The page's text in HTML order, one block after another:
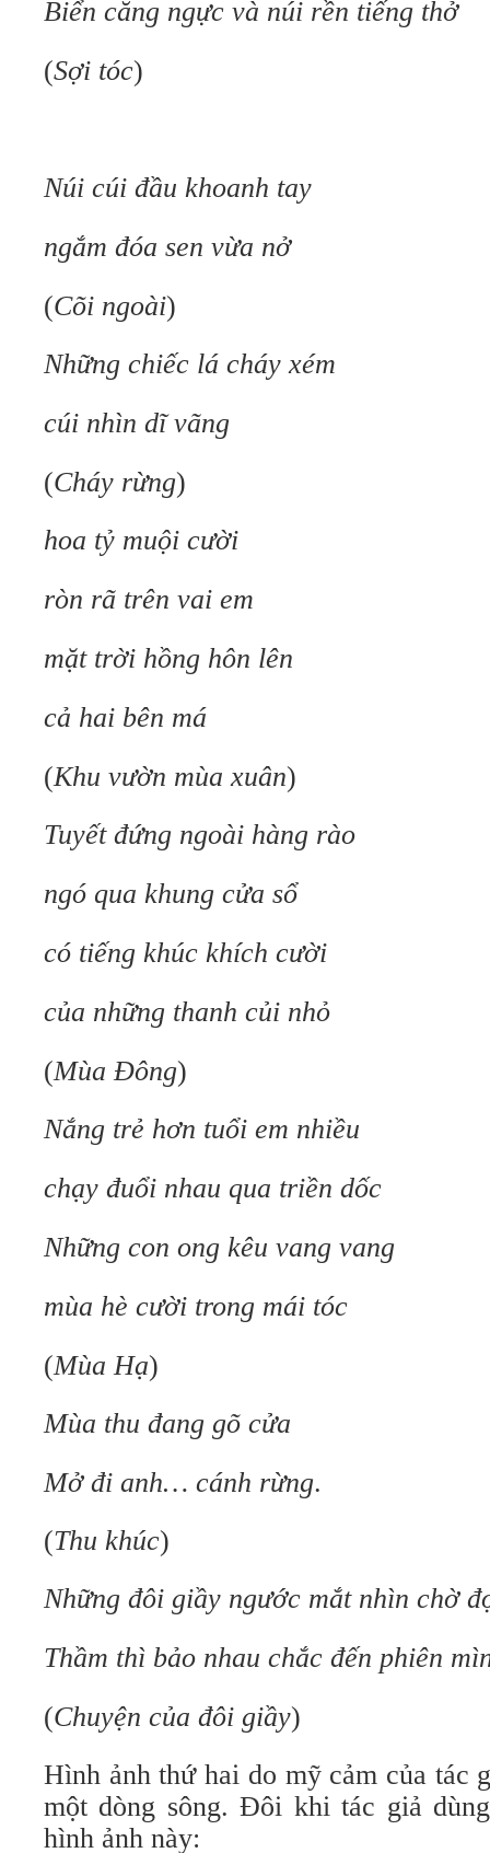
Biển căng ngực và núi rền tiếng thở
(Sợi tóc)
Núi cúi đầu khoanh tay
ngắm đóa sen vừa nở
(Cõi ngoài)
Những chiếc lá cháy xém
cúi nhìn dĩ vãng
(Cháy rừng)
hoa tỷ muội cười
ròn rã trên vai em
mặt trời hồng hôn lên
cả hai bên má
(Khu vườn mùa xuân)
Tuyết đứng ngoài hàng rào
ngó qua khung cửa sổ
có tiếng khúc khích cười
của những thanh củi nhỏ
(Mùa Đông)
Nắng trẻ hơn tuổi em nhiều
chạy đuổi nhau qua triền dốc
Những con ong kêu vang vang
mùa hè cười trong mái tóc
(Mùa Hạ)
Mùa thu đang gõ cửa
Mở đi anh… cánh rừng.
(Thu khúc)
Những đôi giầy ngước mắt nhìn chờ
Thầm thì bảo nhau chắc đến phiên
(Chuyện của đôi giầy)
Hình ảnh thứ hai do mỹ cảm của tác
một dòng sông. Đôi khi tác giả
hình ảnh này: